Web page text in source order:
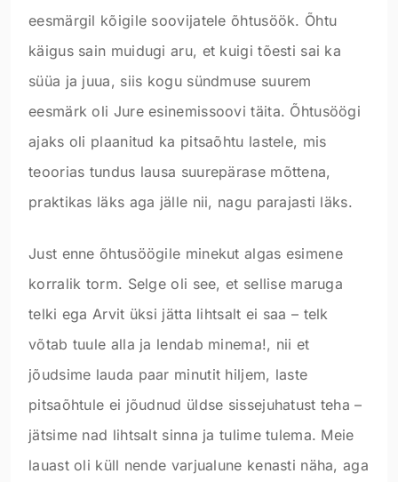
eesmärgil kõigile soovijatele õhtusöök. Õhtu
käigus sain muidugi aru, et kuigi tõesti sai ka
süüa ja juua, siis kogu sündmuse suurem
eesmärk oli Jure esinemissoovi täita. Õhtusöögi
ajaks oli plaanitud ka pitsaõhtu lastele, mis
teoorias tundus lausa suurepärase mõttena,
praktikas läks aga jälle nii, nagu parajasti läks.
Just enne õhtusöögile minekut algas esimene
korralik torm. Selge oli see, et sellise maruga
telki ega Arvit üksi jätta lihtsalt ei saa – telk
võtab tuule alla ja lendab minema!, nii et
jõudsime lauda paar minutit hiljem, laste
pitsaõhtule ei jõudnud üldse sissejuhatust teha –
jätsime nad lihtsalt sinna ja tulime tulema. Meie
lauast oli küll nende varjualune kenasti näha, aga